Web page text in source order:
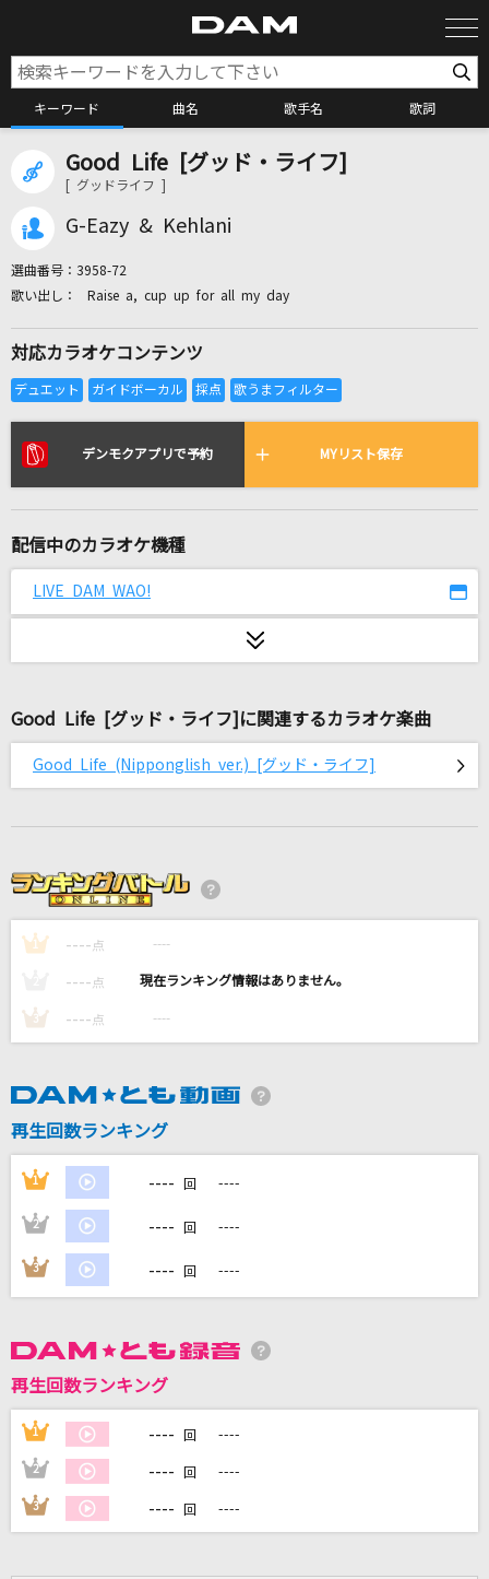
キーワード 曲名 歌手名 歌詞
カラオケ検索
全国りれき
リアルタイムで歌われている曲の一覧
紅蓮華 -アニメ映像 ver.-
[生音]CHANCE!
オーバーライド
吉田夜世
未来予想図II
[生音]十戒(1984)
中森明菜
和田たけあき(くらげP)
川崎鷹也
ハナミズキ
一青 窈
思秋期
岩崎宏美(益田宏美)
DAMの新曲・ランキングなど
DAMに会員登録・ログインして
Good Life [グッド・ライフ]
[ グッドライフ ]
G-Eazy & Kehlani
選曲番号： 3958-72
Raise a, cup up for all my day
対応カラオケコンテンツ
デンモクアプリで予約 MYリスト保存
配信中のカラオケ機種
LIVE DAM WAO!
Good Life [グッド・ライフ]に関連するカラオケ楽曲
Good Life (Nipponglish ver.) [グッド・ライフ]
1 ---- 点 ----
---- 点 ----
3 ---- 点 ----
再生回数ランキング
1 ---- 回 ----
2 ---- 回 ----
3 ---- 回 ----
再生回数ランキング
1 ---- 回 ----
2 ---- 回 ----
3 ---- 回 ----